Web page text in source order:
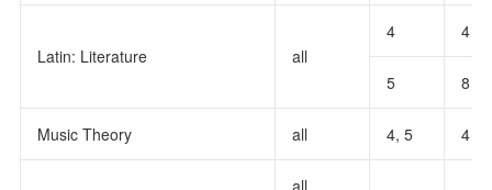
Latin: Literature all
4 4
5 8
Music Theory all 4, 5 4
all,